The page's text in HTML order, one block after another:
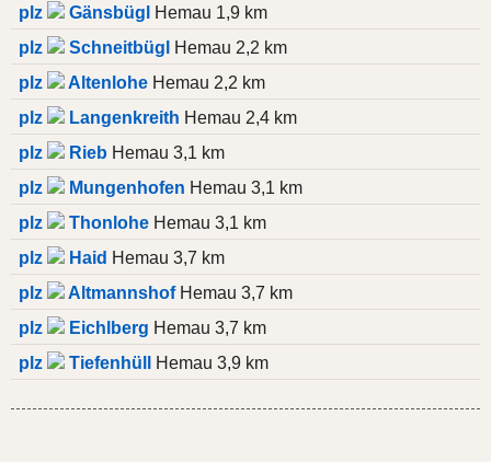
plz
Gänsbügl
Hemau 1,9 km
plz
Schneitbügl
Hemau 2,2 km
plz
Altenlohe Hemau 2,2 km
plz
Langenkreith Hemau 2,4 km
plz
Rieb Hemau 3,1 km
plz
Mungenhofen Hemau 3,1 km
plz
Thonlohe Hemau 3,1 km
plz
Haid Hemau 3,7 km
plz
AltmannshofHemau 3,7 km
plz
Eichlberg Hemau 3,7 km
plz
Tiefenhüll Hemau 3,9 km